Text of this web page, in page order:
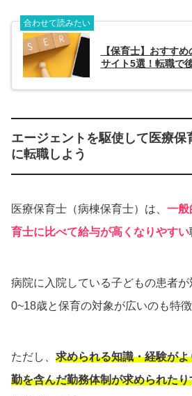
合わせて読みたい
【保育士】おすす
サイト5選！転職で
エージェントを駆使して医療保
に転職しよう
医療保育士（病棟保育士）は、 一般
育士に比べて給与が高くなりやすい
病院に入院している子どもの患者が
0~18歳と保育の対象が広いのも特徴
ただし、 求められる知識・経験が
勤を含んだ勤務体制が求められたり